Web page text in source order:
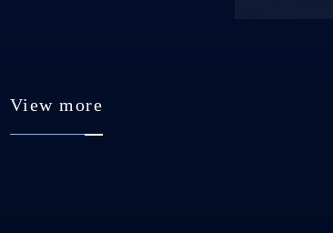
View more